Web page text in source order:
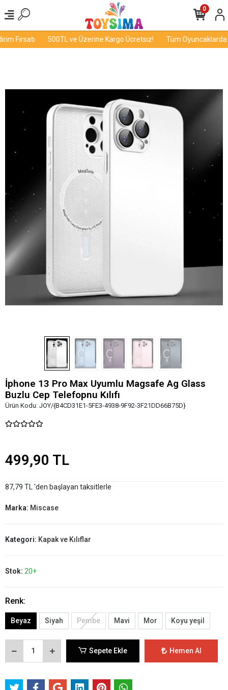
Fırsatı 500TL ve Üzerine Kargo Ücretsiz! Tüm Oyuncaklarda
0
İphone 13 Pro Max Uyumlu Magsafe Ag Glass
Buzlu Cep Telefopnu Kılıfı
Ürün Kodu: JOY/{B4CD31E1-5FE3-4938-9F92-3F21DD66B75D}
499,90 TL
87,79 TL 'den başlayan taksitlerle
Marka: Miscase
Kategori: Kapak ve Kılıflar
Stok: 20+
Renk:
Beyaz Siyah Pembe Mavi Mor Koyu yeşil
Sepete Ekle Hemen Al